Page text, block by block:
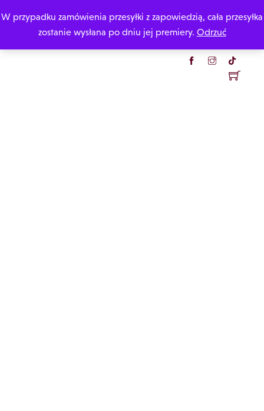
to
W przypadku zamówienia przesyłki z zapowiedzią, cała przesyłka
zostanie wysłana po dniu jej premiery. Odrzuć
Katarzyna Rzepecka
Menu